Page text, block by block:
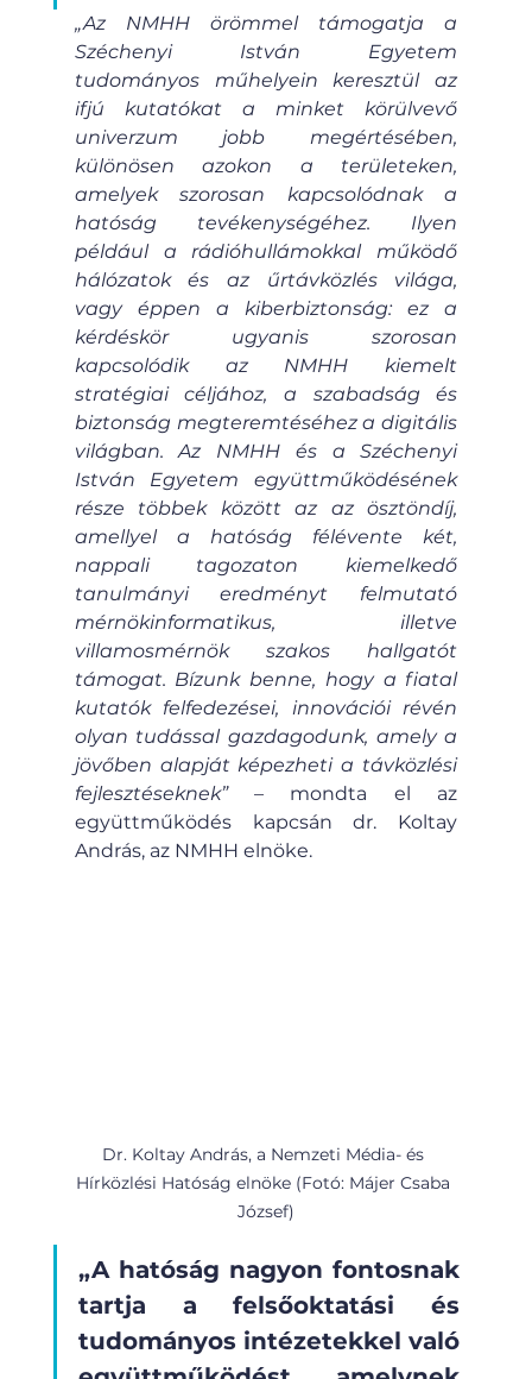
„Az NMHH örömmel támogatja a
Széchenyi István Egyetem
tudományos műhelyein keresztül az
ifjú kutatókat a minket körülvevő
univerzum jobb megértésében,
különösen azokon a területeken,
amelyek szorosan kapcsolódnak a
hatóság tevékenységéhez. Ilyen
például a rádióhullámokkal működő
hálózatok és az űrtávközlés világa,
vagy éppen a kiberbiztonság: ez a
kérdéskör ugyanis szorosan
kapcsolódik az NMHH kiemelt
stratégiai céljához, a szabadság és
biztonság megteremtéséhez a digitális
világban. Az NMHH és a Széchenyi
István Egyetem együttműködésének
része többek között az az ösztöndíj,
amellyel a hatóság félévente két,
nappali tagozaton kiemelkedő
tanulmányi eredményt felmutató
mérnökinformatikus, illetve
villamosmérnök szakos hallgatót
támogat. Bízunk benne, hogy a fiatal
kutatók felfedezései, innovációi révén
olyan tudással gazdagodunk, amely a
jövőben alapját képezheti a távközlési
fejlesztéseknek” – mondta el az
együttműködés kapcsán dr. Koltay
András, az NMHH elnöke.
Dr. Koltay András, a Nemzeti Média- és
Hírközlési Hatóság elnöke (Fotó: Májer Csaba
József)
„A hatóság nagyon fontosnak
tartja a felsőoktatási és
tudományos intézetekkel való